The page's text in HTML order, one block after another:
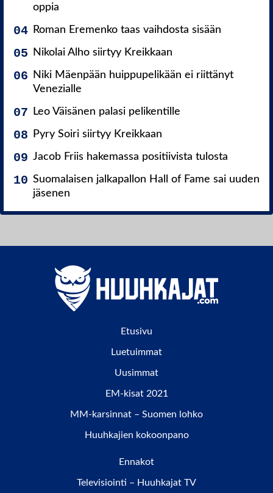
oppia
Roman Eremenko taas vaihdosta sisään
Nikolai Alho siirtyy Kreikkaan
Niki Mäenpään huippupelikään ei riittänyt
Venezialle
Leo Väisänen palasi pelikentille
Pyry Soiri siirtyy Kreikkaan
Jacob Friis hakemassa positiivista tulosta
Suomalaisen jalkapallon Hall of Fame sai uuden
jäsenen
Etusivu
Luetuimmat
Uusimmat
EM-kisat 2021
MM-karsinnat – Suomen lohko
Huuhkajien kokoonpano
Ennakot
Televisiointi – Huuhkajat TV